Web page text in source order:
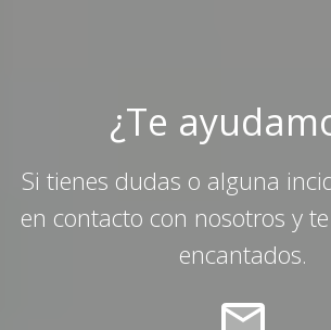
¿Te
Si tienes dudas o alguna
en contacto con nosotros y
encantados.